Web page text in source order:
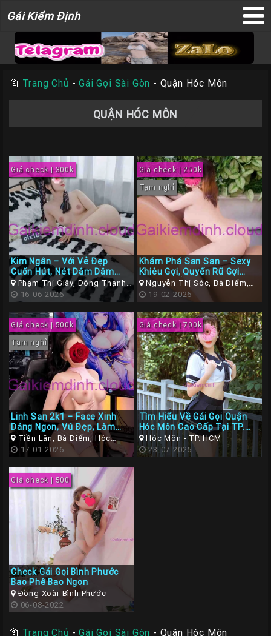
Gái Kiểm Định
Gái
Định
×
TRANG
Hệ
Đăng
Bài
Gái
Gọi
Sài
Gòn
Gái
Gọi
Đà
Nẵng
Gái
Gọi
Hà
Nội
Các
TP
Miền
Nam
Các
Tây
Nguyên
Các
TP
Miền
Trung
🛐 Trang Chủ -Gái Gọi Sài Gòn - Quận Hóc Môn
QUẬN HÓC MÔN
Giá check | 300k
Kim Ngân – Với Vẻ Đẹp
Cuốn Hút, Nét Dâm Dâm
Đầy Quyến Rũ
Phạm Thị Giây, Đông Thạnh,
Hóc Môn, TP. Hồ Chí Minh
16-06-2026
Giá check | 250k
Tạm nghỉ
Khám Phá San San – Sexy
Khiêu Gợi, Quyến Rũ Gợi
Tình Chuẩn Ngon
Nguyễn Thị Sóc, Bà Điểm,
Hóc Môn, Sài Gòn, TP. Hồ Chí
19-02-2026
Giá check | 500k
Tạm nghỉ
Linh San 2k1 – Face Xinh
Dáng Ngon, Vú Đẹp, Làm
Tình Đẳng Cấp
Tiền Lân, Bà Điểm, Hóc
Môn, Sài Gòn, TP. Hồ Chí Minh
17-01-2026
Giá check | 700k
Tìm Hiểu Về Gái Gọi Quận
Hóc Môn Cao Cấp Tại TP.
HCM
Hóc Môn - TP. HCM
23-07-2025
Giá check | 500
Check Gái Gọi Bình Phước
Bao Phê Bao Ngon
Đồng Xoài-Bình Phước
06-08-2022
🛐 Trang Chủ -Gái Gọi Sài Gòn - Quận Hóc Môn